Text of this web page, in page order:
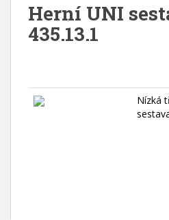
Herní UNI
435.13.1
Nízká